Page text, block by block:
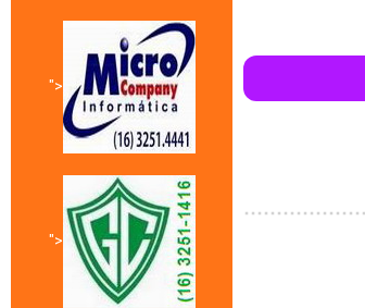
">
">